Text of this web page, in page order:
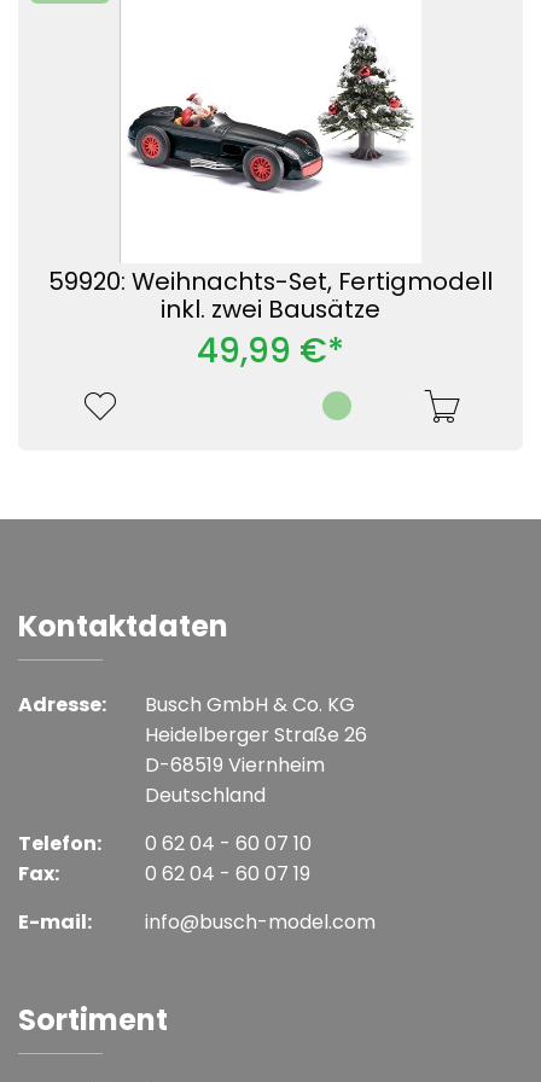
59920: Weihnachts-Set, Fertigmodell
inkl. zwei Bausätze
49,99 €*
Kontaktdaten
Adresse:
Busch GmbH & Co. KG
Heidelberger Straße 26
D-68519 Viernheim
Deutschland
Telefon:
Fax:
0 62 04 - 60 07 10
0 62 04 - 60 07 19
E-mail:
info@busch-model.com
Sortiment